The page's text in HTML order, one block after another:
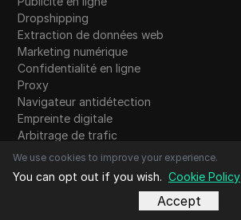
Dropshipping
Extraction de données web
Marketing numérique
Confidentialité en ligne
Proxy
Navigateur antidétection
Empreinte digitale
Arbitrage de trafic
Gagner de l'argent
We use cookies to improve your experience.
You can opt out if you wish. Cookie Policy
Accept